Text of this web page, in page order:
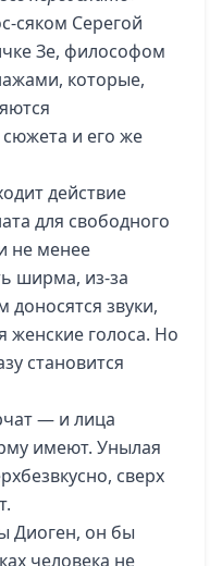
сяком Серегой
Зе, философом
которые,
и его же
действие
для свободного
не менее
ширма, из-за
звуки,
женские голоса. Но
становится
— и лица
имеют. Унылая
сверх
Диоген, он бы
человека не